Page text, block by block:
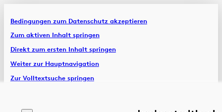
Bedingungen zum Datenschutz akzeptieren
Zum aktiven Inhalt springen
Direkt zum ersten Inhalt springen
Weiter zur Hauptnavigation
Zur Volltextsuche springen
Artikel & Dossiers
Chronik